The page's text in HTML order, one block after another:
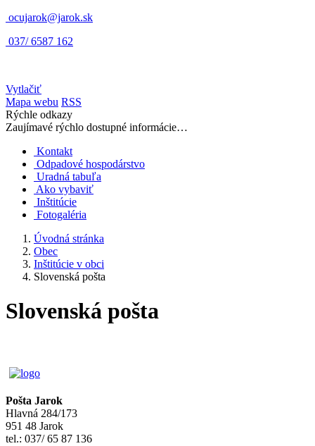
ocujarok@jarok.sk
037/ 6587 162
Vytlačiť
Mapa webu RSS
Rýchle odkazy
Zaujímavé rýchlo dostupné informácie…
Kontakt
Odpadové hospodárstvo
Uradná tabuľa
Ako vybaviť
Inštitúcie
Fotogaléria
Úvodná stránka
Obec
Inštitúcie v obci
Slovenská pošta
Slovenská pošta
Pošta Jarok
Hlavná 284/173
951 48 Jarok
tel.: 037/ 65 87 136